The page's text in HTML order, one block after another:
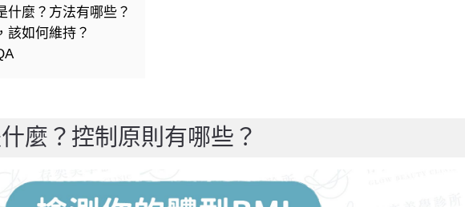
什麼？方法有哪些？
該如何維持？
麼？控制原則有哪些？